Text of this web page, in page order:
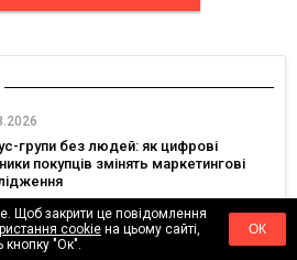
групи без людей: як цифрові
покупців змінять маркетингові
Щоб закрити це повідомлення
cookieна цьому сайті,
кнопку "Ок".
ОК